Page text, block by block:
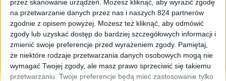
przez skanowanie urządzeń. Możesz kliknąć, aby wyrazić zgodę
na przetwarzanie danych przez nas i naszych 824 partnerów
zgodnie z opisem powyżej. Możesz też kliknąć, aby odmówić
zgody lub uzyskać dostęp do bardziej szczegółowych informacji i
zmienić swoje preferencje przed wyrażeniem zgody. Pamiętaj,
że niektóre rodzaje przetwarzania danych osobowych mogą nie
wymagać Twojej zgody, ale masz prawo sprzeciwić się takiemu
przetwarzaniu. Twoje preferencje będą mieć zastosowanie tylko